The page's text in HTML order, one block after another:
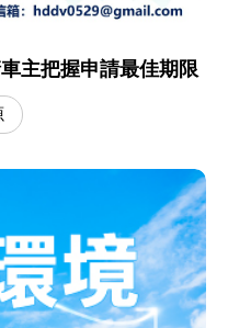
主把握申請最佳期限